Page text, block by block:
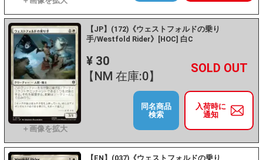
【JP】(172)《ウェストフォルドの乗り
手/Westfold Rider》[HOC] 白C
¥ 30
【NM 在庫:0】
－ +
入荷時に
通知
同名商品
検索
【EN】(037)《ウェストフォルドの乗り